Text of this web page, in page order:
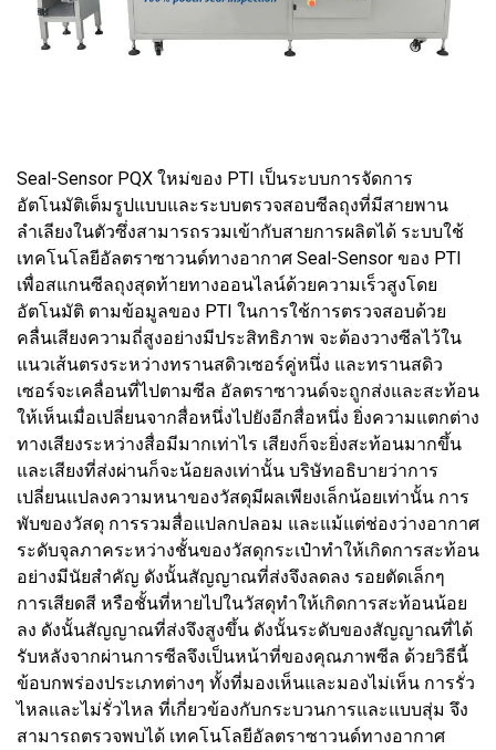
Seal-Sensor PQX ใหม่ของ PTI เป็นระบบการจัดการ
อัตโนมัติเต็มรูปแบบและระบบตรวจสอบซีลถุงที่มีสายพาน
ลำเลียงในตัวซึ่งสามารถรวมเข้ากับสายการผลิตได้ ระบบใช้
เทคโนโลยีอัลตราซาวนด์ทางอากาศ Seal-Sensor ของ PTI
เพื่อสแกนซีลถุงสุดท้ายทางออนไลน์ด้วยความเร็วสูงโดย
อัตโนมัติ ตามข้อมูลของ PTI ในการใช้การตรวจสอบด้วย
คลื่นเสียงความถี่สูงอย่างมีประสิทธิภาพ จะต้องวางซีลไว้ใน
แนวเส้นตรงระหว่างทรานสดิวเซอร์คู่หนึ่ง และทรานสดิว
เซอร์จะเคลื่อนที่ไปตามซีล อัลตราซาวนด์จะถูกส่งและสะท้อน
ให้เห็นเมื่อเปลี่ยนจากสื่อหนึ่งไปยังอีกสื่อหนึ่ง ยิ่งความแตกต่าง
ทางเสียงระหว่างสื่อมีมากเท่าไร เสียงก็จะยิ่งสะท้อนมากขึ้น
และเสียงที่ส่งผ่านก็จะน้อยลงเท่านั้น บริษัทอธิบายว่าการ
เปลี่ยนแปลงความหนาของวัสดุมีผลเพียงเล็กน้อยเท่านั้น การ
พับของวัสดุ การรวมสื่อแปลกปลอม และแม้แต่ช่องว่างอากาศ
ระดับจุลภาคระหว่างชั้นของวัสดุกระเป๋าทำให้เกิดการสะท้อน
อย่างมีนัยสำคัญ ดังนั้นสัญญาณที่ส่งจึงลดลง รอยตัดเล็กๆ
การเสียดสี หรือชั้นที่หายไปในวัสดุทำให้เกิดการสะท้อนน้อย
ลง ดังนั้นสัญญาณที่ส่งจึงสูงขึ้น ดังนั้นระดับของสัญญาณที่ได้
รับหลังจากผ่านการซีลจึงเป็นหน้าที่ของคุณภาพซีล ด้วยวิธีนี้
ข้อบกพร่องประเภทต่างๆ ทั้งที่มองเห็นและมองไม่เห็น การรั่ว
ไหลและไม่รั่วไหล ที่เกี่ยวข้องกับกระบวนการและแบบสุ่ม จึง
สามารถตรวจพบได้ เทคโนโลยีอัลตราซาวนด์ทางอากาศ